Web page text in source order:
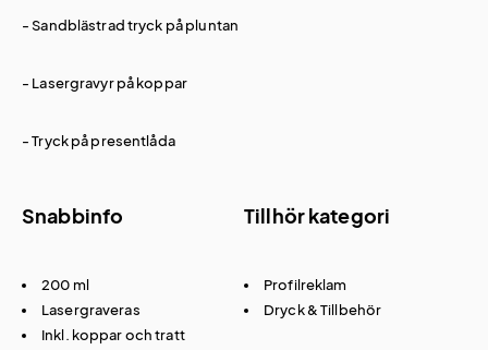
- Sandblästrad tryck på pluntan
- Lasergravyr på koppar
- Tryck på presentlåda
Snabbinfo
200 ml
Lasergraveras
Inkl. koppar och tratt
Tillhör kategori
Profilreklam
Dryck & Tillbehör